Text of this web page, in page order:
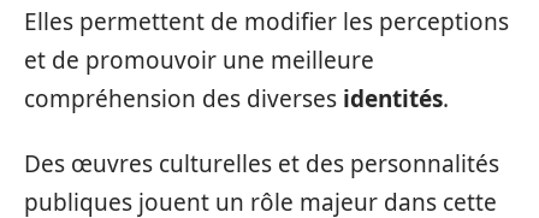
Elles permettent de modifier les perceptions
et de promouvoir une meilleure
compréhension des diverses identités.
Des œuvres culturelles et des personnalités
publiques jouent un rôle majeur dans cette